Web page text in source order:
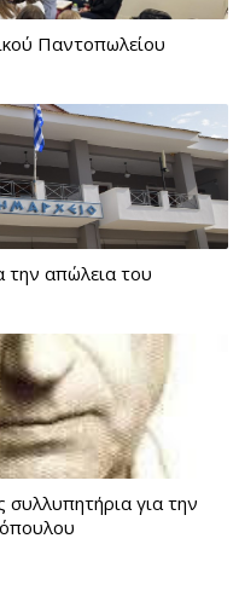
Παντοπωλείου
την απώλεια του
συλλυπητήρια για την